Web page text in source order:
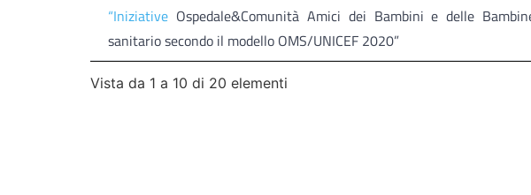
“Iniziative Ospedale&Comunità Amici dei Bambini e delle
sanitario secondo il modello OMS/UNICEF 2020”
Vista da 1 a 10 di 20 elementi